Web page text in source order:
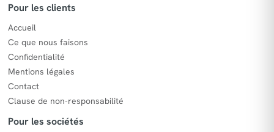
Pour les clients
Accueil
Ce que nous faisons
Confidentialité
Mentions légales
Contact
Clause de non-responsabilité
Pour les sociétés